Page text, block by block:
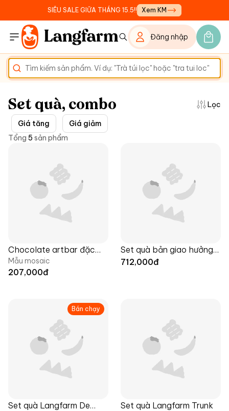
SIÊU SALE GIỮA THÁNG 15.5!! Xem KM
Đăng nhập
Set quà, combo Lọc
Giá tăng
Giá giảm
Tổng 5 sản phẩm
Chocolate artbar đặc
sản Bánh Chan x
Langfarm
Mẫu mosaic
207,000đ
Set quà bản giao hưởng
cà phê, Langfarm x Dalat
712,000đ
Bán chạy
Set quà Langfarm De
Set quà Langfarm Trunk